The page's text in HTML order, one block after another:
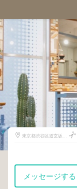
東京都渋谷区道玄坂2-
メッセージする